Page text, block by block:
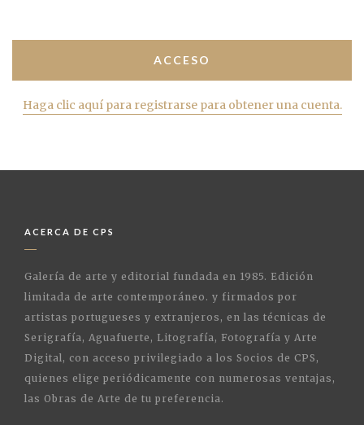
Haga clic aquí para registrarse para obtener una cuenta.
ACERCA DE CPS
Galería de arte y editorial fundada en 1985. Edición
limitada de arte contemporáneo. y firmados por
artistas portugueses y extranjeros, en las técnicas de
Serigrafía, Aguafuerte, Litografía, Fotografía y Arte
Digital, con acceso privilegiado a los Socios de CPS,
quienes elige periódicamente con numerosas ventajas,
las Obras de Arte de tu preferencia.